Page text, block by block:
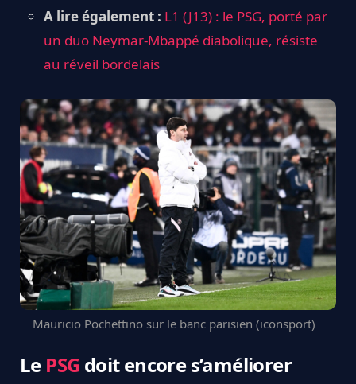
A lire également : L1 (J13) : le PSG, porté par
un duo Neymar-Mbappé diabolique, résiste
au réveil bordelais
Mauricio Pochettino sur le banc parisien (iconsport)
Le PSG doit encore s’améliorer